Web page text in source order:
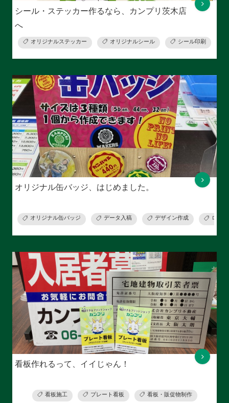
シール・ステッカー作るなら、カンプリ茨木店
へ
オリジナルステッカー オリジナルシール シール印刷
オリジナル缶バッジ、はじめました。
オリジナル缶バッジ データ入稿 デザイン作成 ロゴ
看板作れるって、イイじゃん！
看板施工 プレート看板 看板・販促物制作